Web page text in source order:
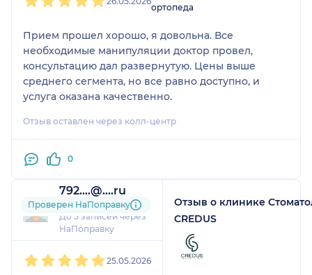
ортопеда
Прием прошел хорошо, я довольна. Все
необходимые манипуляции доктор провел,
консультацию дал развернутую. Цены выше
среднего сегмента, но все равно доступно, и
услуга оказана качественно.
Отзыв оставлен через колл-центр
0
792....@....ru
3 отзыва
До 5 записей через
НаПоправку
Проверен НаПоправку
25.05.2026
Отзыв о клинике
CREDUS